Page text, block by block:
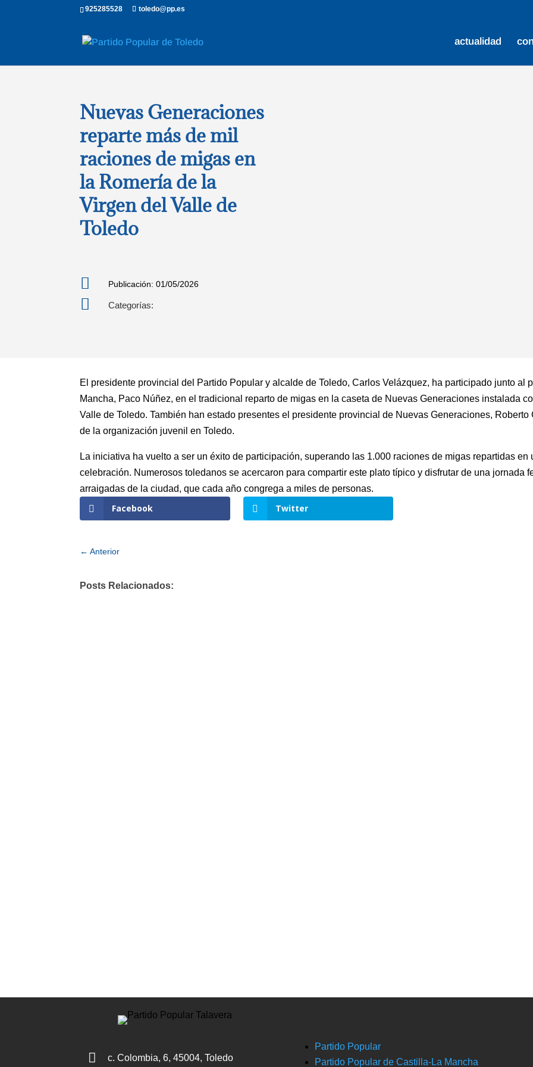
925285528 toledo@pp.es
actualidad
Nuevas Generaciones
reparte más de mil
raciones de migas en
la Romería de la
Virgen del Valle de
Toledo
 Publicación: 01/05/2026
 Categorías:
El presidente provincial del Partido Popular y alcalde de Toledo, Carlos Velázquez, ha participado junto al
Mancha, Paco Núñez, en el tradicional reparto de migas en la caseta de Nuevas Generaciones instalada
Valle de Toledo. También han estado presentes el presidente provincial de Nuevas Generaciones,
de la organización juvenil en Toledo.
La iniciativa ha vuelto a ser un éxito de participación, superando las 1.000 raciones de migas repartidas
celebración. Numerosos toledanos se acercaron para compartir este plato típico y disfrutar de una jornada
arraigadas de la ciudad, que cada año congrega a miles de personas.
Facebook Twitter
←Anterior
Posts Relacionados:
 c. Colombia, 6, 45004, Toledo
Partido Popular
Partido Popular de Castilla-La Mancha